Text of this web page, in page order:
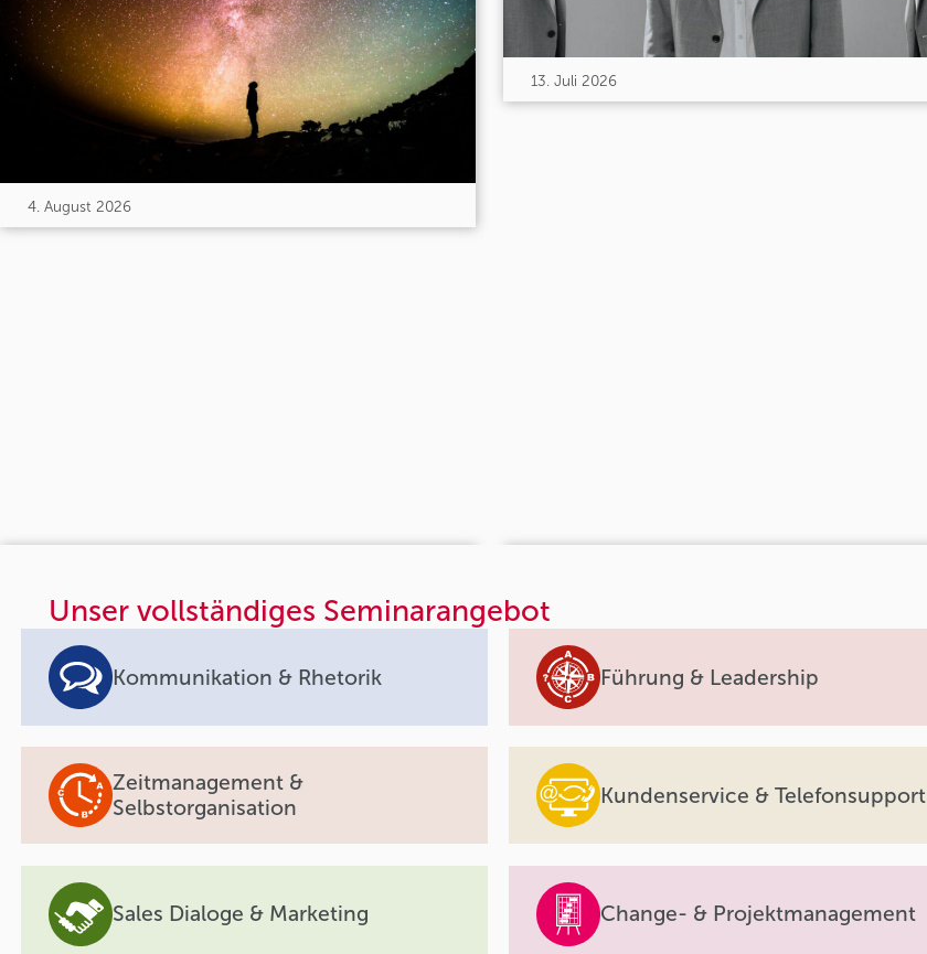
4. August 2026
13. Juli 2026
Unser vollständiges Seminarangebot
Kommunikation & Rhetorik Führung & Leadership
Zeitmanagement &
Selbstorganisation
Kundenservice & Telefonsupport
Sales Dialoge & Marketing Change- & Projektmanagement